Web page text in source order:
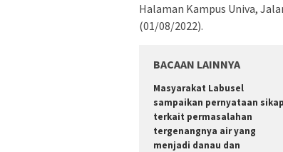
Halaman Kampus Univa,
(01/08/2022).
BACAAN LAINNYA
Masyarakat Labusel
sampaikan pernyataan sikap
terkait permasalahan
tergenangnya air yang
menjadi danau dan